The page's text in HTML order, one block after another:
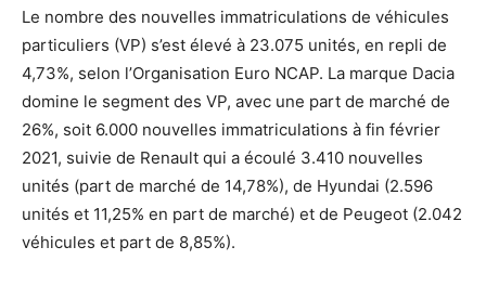
Le nombre des nouvelles immatriculations de véhicules
particuliers (VP) s’est élevé à 23.075 unités, en repli de
4,73%, selon l’Organisation Euro NCAP. La marque Dacia
domine le segment des VP, avec une part de marché de
26%, soit 6.000 nouvelles immatriculations à fin février
2021, suivie de Renault qui a écoulé 3.410 nouvelles
unités (part de marché de 14,78%), de Hyundai (2.596
unités et 11,25% en part de marché) et de Peugeot (2.042
véhicules et part de 8,85%).